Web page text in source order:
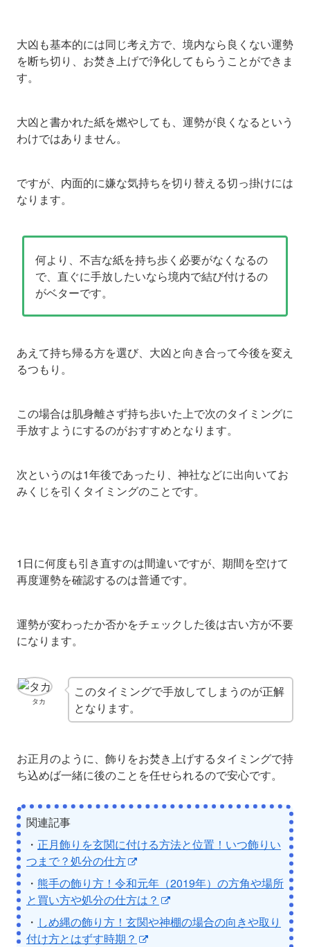
大凶も基本的には同じ考え方で、境内なら良くない運勢
を断ち切り、お焚き上げで浄化してもらうことができま
す。
大凶と書かれた紙を燃やしても、運勢が良くなるという
わけではありません。
ですが、内面的に嫌な気持ちを切り替える切っ掛けには
なります。
何より、不吉な紙を持ち歩く必要がなくなるの
で、直ぐに手放したいなら境内で結び付けるの
がベターです。
あえて持ち帰る方を選び、大凶と向き合って今後を変え
るつもり。
この場合は肌身離さず持ち歩いた上で次のタイミングに
手放すようにするのがおすすめとなります。
次というのは1年後であったり、神社などに出向いてお
みくじを引くタイミングのことです。
1日に何度も引き直すのは間違いですが、期間を空けて
再度運勢を確認するのは普通です。
運勢が変わったか否かをチェックした後は古い方が不要
になります。
タカ
このタイミングで手放してしまうのが正解
となります。
お正月のように、飾りをお焚き上げするタイミングで持
ち込めば一緒に後のことを任せられるので安心です。
関連記事
・ 正月飾りを玄関に付ける方法と位置！いつ飾りい
つまで？処分の仕方
・ 熊手の飾り方！令和元年（2019年）の方角や場所
と買い方や処分の仕方は？
・ しめ縄の飾り方！玄関や神棚の場合の向きや取り
付け方とはずす時期？